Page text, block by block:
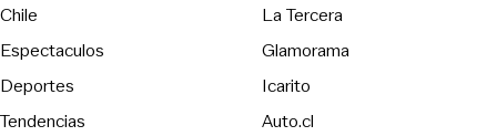
Chile
Espectaculos
Deportes
Tendencias
La TerceraOpens in new
Glamorama
Icarito
Auto.cl